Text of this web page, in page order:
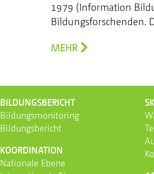
1979 (Information
Bildungsforschenden.
MEHR
BILDUNGS­BERICHT
Bildungs­monitoring
Bildungs­bericht
KOORDINATION
Nationale Ebene